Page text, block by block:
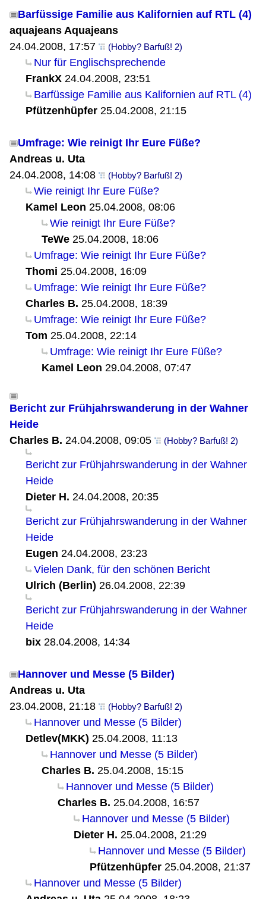
Barfüssige Familie aus Kalifornien auf RTL (4)
aquajeans Aquajeans
24.04.2008, 17:57
(Hobby? Barfuß! 2)
Nur für Englischsprechende
FrankX 24.04.2008, 23:51
Barfüssige Familie aus Kalifornien auf RTL (4)
Pfützenhüpfer 25.04.2008, 21:15
Umfrage: Wie reinigt Ihr Eure Füße?
Andreas u. Uta
24.04.2008, 14:08
(Hobby? Barfuß! 2)
Wie reinigt Ihr Eure Füße?
Kamel Leon 25.04.2008, 08:06
Wie reinigt Ihr Eure Füße?
TeWe 25.04.2008, 18:06
Umfrage: Wie reinigt Ihr Eure Füße?
Thomi 25.04.2008, 16:09
Umfrage: Wie reinigt Ihr Eure Füße?
Charles B. 25.04.2008, 18:39
Umfrage: Wie reinigt Ihr Eure Füße?
Tom 25.04.2008, 22:14
Umfrage: Wie reinigt Ihr Eure Füße?
Kamel Leon 29.04.2008, 07:47
Bericht zur Frühjahrswanderung in der Wahner
Heide
Charles B. 24.04.2008, 09:05 (Hobby? Barfuß! 2)
Bericht zur Frühjahrswanderung in der Wahner
Heide
Dieter H. 24.04.2008, 20:35
Bericht zur Frühjahrswanderung in der Wahner
Heide
Eugen 24.04.2008, 23:23
Vielen Dank, für den schönen Bericht
Ulrich (Berlin) 26.04.2008, 22:39
Bericht zur Frühjahrswanderung in der Wahner
Heide
bix 28.04.2008, 14:34
Hannover und Messe (5 Bilder)
Andreas u. Uta
23.04.2008, 21:18
(Hobby? Barfuß! 2)
Hannover und Messe (5 Bilder)
Detlev(MKK) 25.04.2008, 11:13
Hannover und Messe (5 Bilder)
Charles B. 25.04.2008, 15:15
Hannover und Messe (5 Bilder)
Charles B. 25.04.2008, 16:57
Hannover und Messe (5 Bilder)
Dieter H. 25.04.2008, 21:29
Hannover und Messe (5 Bilder)
Pfützenhüpfer 25.04.2008, 21:37
Hannover und Messe (5 Bilder)